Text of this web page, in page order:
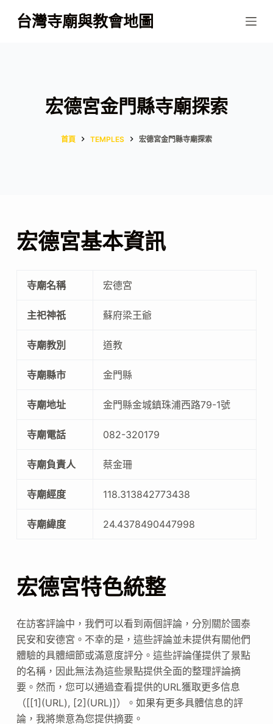
跳
至
台灣寺廟與教會地圖
宏德宮金門縣寺廟探索
首頁 TEMPLES 宏德宮金門縣寺廟探索
宏德宮基本資訊
寺廟名稱 宏德宮
主祀神祇 蘇府梁王爺
寺廟教別 道教
寺廟縣市 金門縣
寺廟地址 金門縣金城鎮珠浦西路79-1號
寺廟電話 082-320179
寺廟負責人 蔡金珊
寺廟經度 118.313842773438
寺廟緯度 24.4378490447998
宏德宮特色統整
在訪客評論中，我們可以看到兩個評論，分別關於國泰
民安和安德宮。不幸的是，這些評論並未提供有關他們
體驗的具體細節或滿意度評分。這些評論僅提供了景點
的名稱，因此無法為這些景點提供全面的整理評論摘
要。然而，您可以通過查看提供的URL獲取更多信息
（[[1](URL), [2](URL)]）。如果有更多具體信息的評
論，我將樂意為您提供摘要。